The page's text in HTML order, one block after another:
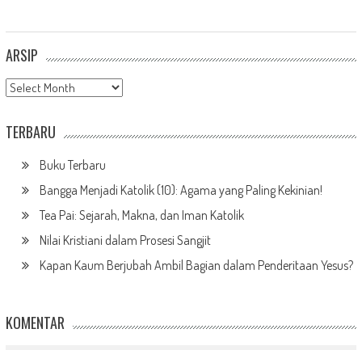
ARSIP
Arsip
TERBARU
Buku Terbaru
Bangga Menjadi Katolik (10): Agama yang Paling Kekinian!
Tea Pai: Sejarah, Makna, dan Iman Katolik
Nilai Kristiani dalam Prosesi Sangjit
Kapan Kaum Berjubah Ambil Bagian dalam Penderitaan Yesus?
KOMENTAR